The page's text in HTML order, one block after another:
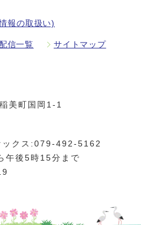
報の取扱い)
信一覧 サイトマップ
美町国岡1-1
ックス:079-492-5162
午後5時15分まで